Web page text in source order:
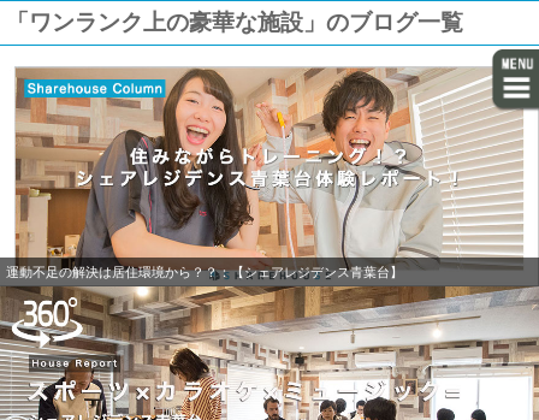
「ワンランク上の豪華な施設」のブログ一覧
運動不足の解決は居住環境から？？：【シェアレジデンス青葉台】